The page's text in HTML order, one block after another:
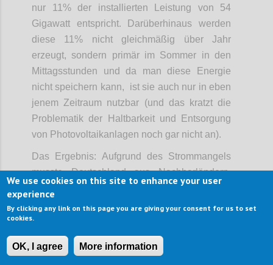
nur 11% der installierten Leistung von 54
Gigawatt entspricht. Darüberhinaus werden
diese 11% nicht gleichmäßig über Jahr
erzeugt, sondern primär im Sommer in den
Mittagsstunden und da man diese Energie
nicht speichern kann, ist sie auch nur in eben
jenem Zeitraum nutzbar (und das kratzt die
Problematik der Haltbarkeit und Entsorgung
von Photovoltaikanlagen noch gar nicht an).
Das Ergebnis: Aufgrund des Strommangels
musste Deutschland aus Nachbarländern,
allen voran Frankreich, notgedrungen Strom
einkaufen und seine Kohlekraftwerke wieder
hochfahren, was in Folge zu stetig steigenden
Stromkosten für die Endverbraucher und
einem höheren CO2-Ausstoß geführt hat, als
We use cookies on this site to enhance your user
experience
By clicking any link on this page you are giving your consent for us to set
cookies.
OK, I agree More information